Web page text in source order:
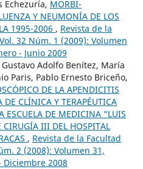
Echezuría, MORBI-
Y NEUMONÍA DE LOS
1995-2006 , Revista de la
32 Núm. 1 (2009): Volumen
- Junio 2009
Adolfo Benítez, María
Paris, Pablo Ernesto Briceño,
DE LA APENDICITIS
DE CLÍNICA Y TERAPÉUTICA
ESCUELA DE MEDICINA “LUIS
CIRUGÍA III DEL HOSPITAL
, Revista de la Facultad
2 (2008): Volumen 31,
Diciembre 2008